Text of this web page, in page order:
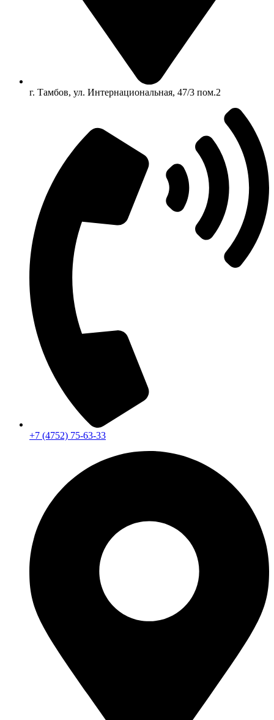
г. Тамбов, ул. Интернациональная, 47/3 пом.2
+7 (4752) 75-63-33